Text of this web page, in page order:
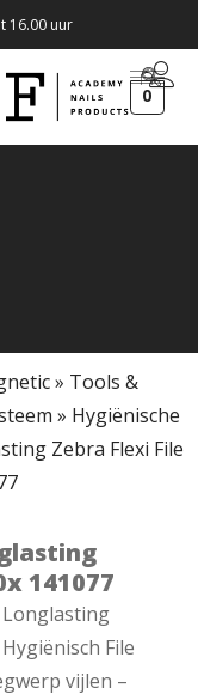
16.00 uur
0
» Tools &
» Hygiënische
Zebra Flexi File
141077
File
vijlen –